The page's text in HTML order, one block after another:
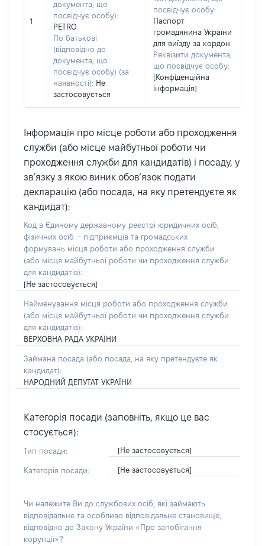
1
документа, що
посвідчує особу):
PETRO
По батькові
(відповідно до
документа, що
посвідчує особу) (за
наявності): Не
застосовується
посвідчує особу:
Паспорт
громадянина України
для виїзду за кордон
Реквізити документа,
що посвідчує особу:
[Конфіденційна
інформація]
Інформація про місце роботи або проходження
служби (або місце майбутньої роботи чи
проходження служби для кандидатів) і посаду, у
зв’язку з якою виник обов’язок подати
декларацію (або посада, на яку претендуєте як
кандидат):
Код в Єдиному державному реєстрі юридичних осіб,
фізичних осіб – підприємців та громадських
формувань місця роботи або проходження служби
(або місця майбутньої роботи чи проходження служби
для кандидатів):
[Не застосовується]
Найменування місця роботи або проходження служби
(або місця майбутньої роботи чи проходження служби
для кандидатів):
ВЕРХОВНА РАДА УКРАЇНИ
Займана посада (або посада, на яку претендуєте як
кандидат):
НАРОДНИЙ ДЕПУТАТ УКРАЇНИ
Категорія посади (заповніть, якщо це вас
стосується):
Тип посади: [Не застосовується]
Категорія посади: [Не застосовується]
Чи належите Ви до службових осіб, які займають
відповідальне та особливо відповідальне становище,
відповідно до Закону України «Про запобігання
корупції»?